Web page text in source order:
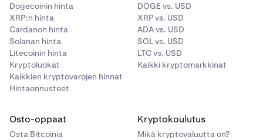
Dogecoinin hinta
XRP:n hinta
Cardanon hinta
Solanan hinta
Litecoinin hinta
Kryptoluokat
Kaikkien kryptovarojen hinnat
Hintaennusteet
DOGE vs. USD
XRP vs. USD
ADA vs. USD
SOL vs. USD
LTC vs. USD
Kaikki kryptomarkkinat
Osto-oppaat
Osta Bitcoinia
Kryptokoulutus
Mikä kryptovaluutta on?